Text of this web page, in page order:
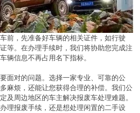
前，先准备好车辆的相关证件，如行驶
等。在办理手续时，我们将协助您完成注
辆信息不再占用名下指标。
面对的问题。选择一家专业、可靠的公
麻烦，还能让您获得合理的补偿。我们公
及周边地区的车主解决报废车处理难题。
理报废手续，还是想处理闲置的二手设